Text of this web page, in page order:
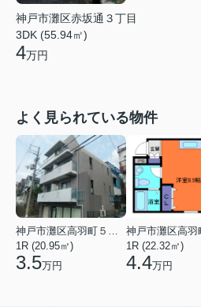
神戸市灘区赤坂通３丁目
3DK (55.94㎡)
4万円
よく見られている物件
1R (20.95㎡)
3.5万円
1R (22.32㎡)
4.4万円